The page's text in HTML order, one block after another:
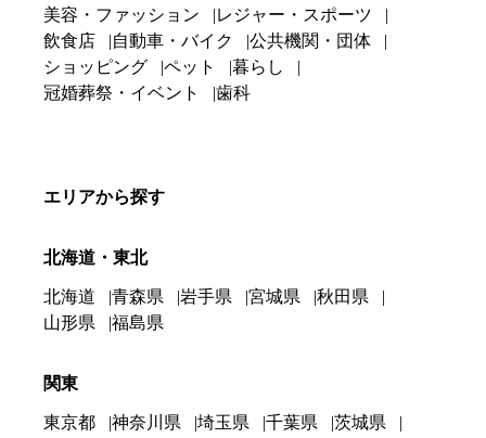
美容・ファッション
レジャー・スポーツ
飲食店
自動車・バイク
公共機関・団体
ショッピング
ペット
暮らし
冠婚葬祭・イベント
歯科
エリアから探す
北海道・東北
北海道 青森県 岩手県 宮城県
秋田県
山形県
福島県
関東
東京都 神奈川県 埼玉県 千葉県
茨城県